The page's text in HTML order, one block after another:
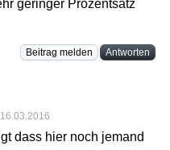
geringer Prozentsatz
Beitrag melden Antworten
16.03.2016
dass hier noch jemand